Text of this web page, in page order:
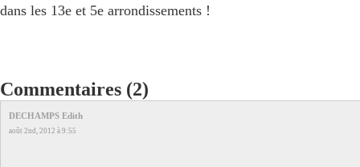
dans les 13e et 5e arrondissements !
Commentaires (2)
DECHAMPS Edith
août 2nd, 2012 à 9:55